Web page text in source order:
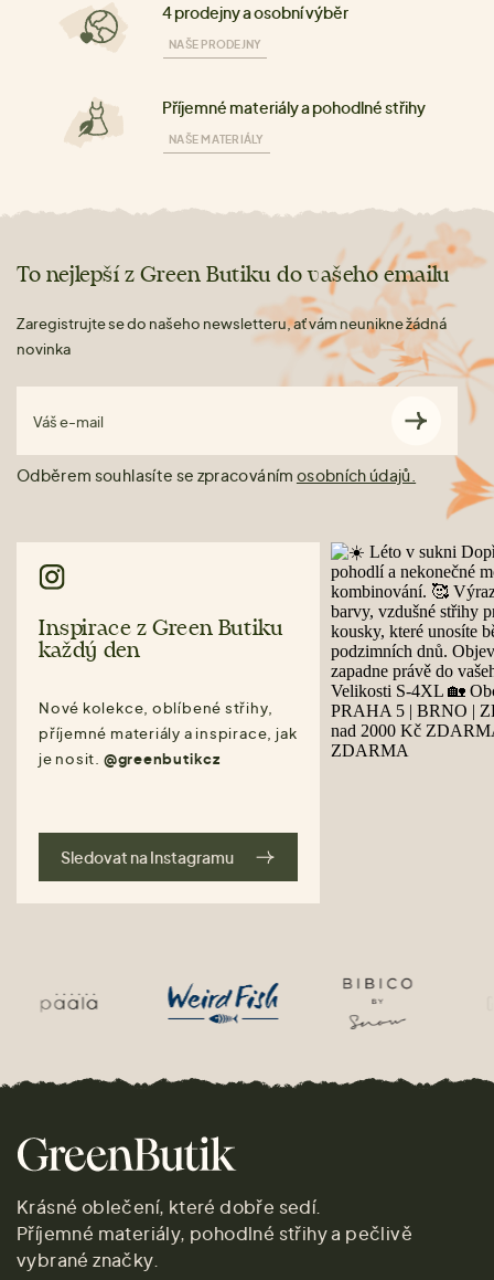
4 prodejny a osobní výběr
NAŠE PRODEJNY
Příjemné materiály a pohodlné střihy
NAŠE MATERIÁLY
To nejlepší z Green Butiku do vašeho emailu
Zaregistrujte se do našeho newsletteru, ať vám neunikne žádná
novinka
Váš e-mail
Odběrem souhlasíte se zpracováním osobních údajů.
Inspirace z Green Butiku
každý den
Nové kolekce, oblíbené střihy,
příjemné materiály a inspirace, jak
je nosit. @greenbutikcz
Sledovat na Instagramu
Krásné oblečení, které dobře sedí.
Příjemné materiály, pohodlné střihy a pečlivě
vybrané značky.